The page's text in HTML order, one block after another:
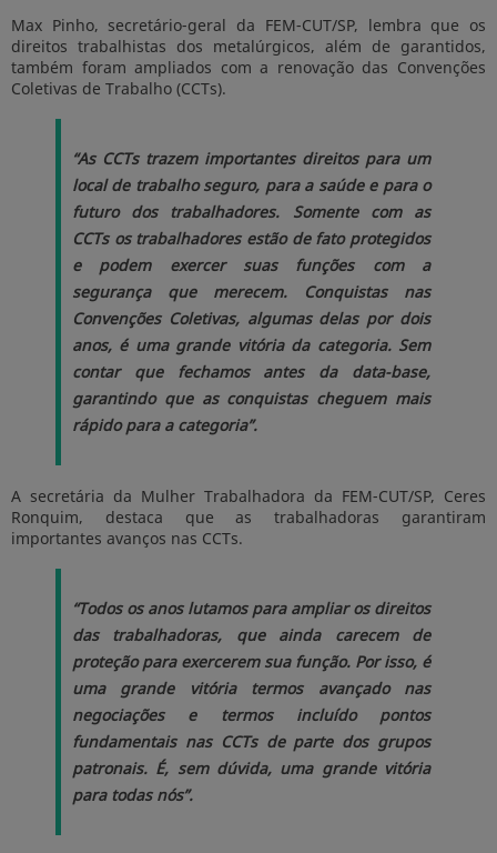
Max Pinho, secretário-geral da FEM-CUT/SP, lembra que os
direitos trabalhistas dos metalúrgicos, além de garantidos,
também foram ampliados com a renovação das Convenções
Coletivas de Trabalho (CCTs).
“As CCTs trazem importantes direitos para um
local de trabalho seguro, para a saúde e para o
futuro dos trabalhadores. Somente com as
CCTs os trabalhadores estão de fato protegidos
e podem exercer suas funções com a
segurança que merecem. Conquistas nas
Convenções Coletivas, algumas delas por dois
anos, é uma grande vitória da categoria. Sem
contar que fechamos antes da data-base,
garantindo que as conquistas cheguem mais
rápido para a categoria”.
A secretária da Mulher Trabalhadora da FEM-CUT/SP, Ceres
Ronquim, destaca que as trabalhadoras garantiram
importantes avanços nas CCTs.
“Todos os anos lutamos para ampliar os direitos
das trabalhadoras, que ainda carecem de
proteção para exercerem sua função. Por isso, é
uma grande vitória termos avançado nas
negociações e termos incluído pontos
fundamentais nas CCTs de parte dos grupos
patronais. É, sem dúvida, uma grande vitória
para todas nós”.